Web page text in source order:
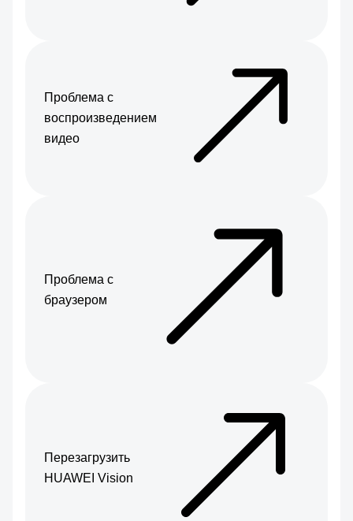
Проблема с
воспроизведением
видео
Проблема с
браузером
Перезагрузить
HUAWEI Vision